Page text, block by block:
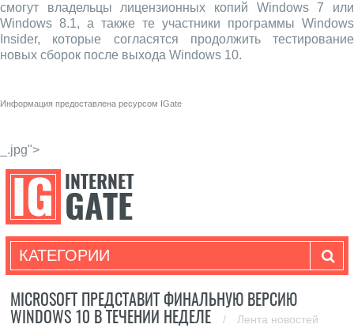
смогут владельцы лицензионных копий Windows 7 или
Windows 8.1, а также те участники программы Windows
Insider, которые согласятся продолжить тестирование
новых сборок после выхода Windows 10.
Информация предоставлена ресурсом IGate
_.jpg">
КАТЕГОРИИ
MICROSOFT ПРЕДСТАВИТ ФИНАЛЬНУЮ ВЕРСИЮ
WINDOWS 10 В ТЕЧЕНИИ НЕДЕЛЕ
/
Лента новостей